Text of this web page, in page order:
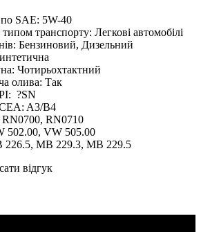
по SAE: 5W-40
типом транспорту: Легкові автомобілі
Бензиновий, Дизельний
Чотирьохтактний
олива: Так
?SN
A3/B4
RN0700, RN0710
502.00, VW 505.00
226.5, MB 229.3, MB 229.5
відгук